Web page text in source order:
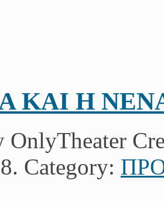
ΚΑΙ Η
Category: